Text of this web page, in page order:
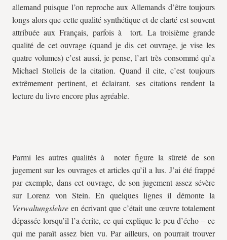
allemand puisque l’on reproche aux Allemands d’être toujours
longs alors que cette qualité synthétique et de clarté est souvent
attribuée aux Français, parfois à tort. La troisième grande
qualité de cet ouvrage (quand je dis cet ouvrage, je vise les
quatre volumes) c’est aussi, je pense, l’art très consommé qu’a
Michael Stolleis de la citation. Quand il cite, c’est toujours
extrêmement pertinent, et éclairant, ses citations rendent la
lecture du livre encore plus agréable.
Parmi les autres qualités à noter figure la sûreté de son
jugement sur les ouvrages et articles qu’il a lus. J’ai été frappé
par exemple, dans cet ouvrage, de son jugement assez sévère
sur Lorenz von Stein. En quelques lignes il démonte la
Verwaltungslehre en écrivant que c’était une œuvre totalement
dépassée lorsqu’il l’a écrite, ce qui explique le peu d’écho – ce
qui me paraît assez bien vu. Par ailleurs, on pourrait trouver